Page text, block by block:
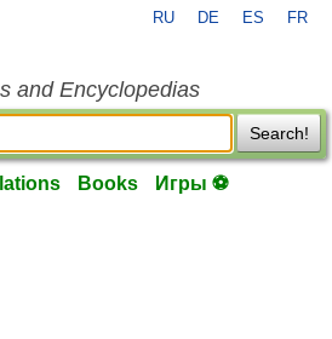
RU DE ES FR
and Encyclopedias
Search!
Books Игры ⚽